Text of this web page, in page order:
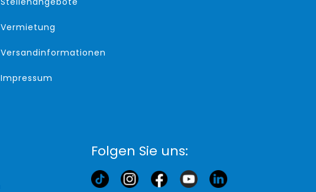
Vermietung
Versandinformationen
Impressum
Folgen Sie uns: